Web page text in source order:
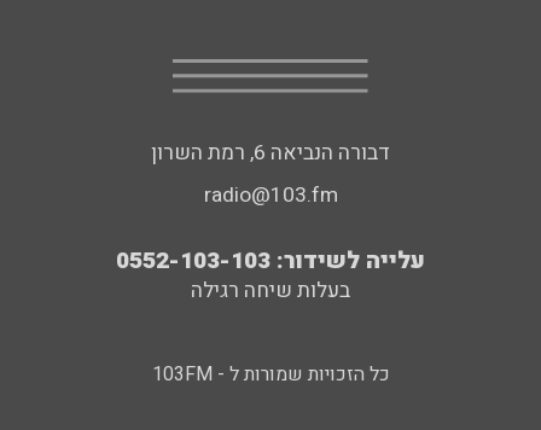
דבורה הנביאה 6, רמת השרון
radio@103.fm
עלייה לשידור: 0552-103-103
בעלות שיחה רגילה
כל הזכויות שמורות ל - 103FM